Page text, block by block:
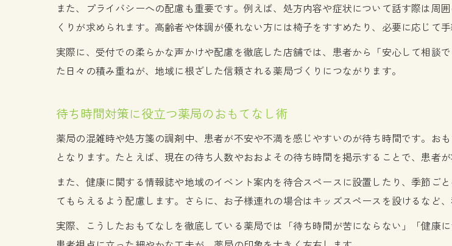
また、プライバシーへの配慮も重要です。例えば、処方内容や症状について話す際は周
くりが求められます。高齢者や体調が優れない方には椅子をすすめたり、必要に応じて
実際に、受付での柔らかな声かけや配慮を徹底した店舗では、患者から「安心して相談
た日々の積み重ねが、地域に根ざした信頼される薬局づくりにつながります。
待ち時間対策に役立つ薬局のおもてなし術
薬局の混雑時や処方箋の調剤中、患者が不安や不満を感じやすいのが待ち時間です。お
となります。たとえば、現在の待ち人数やおおよその待ち時間を掲示することで、患者
また、健康に関する情報誌や地域のイベント案内を待合スペースに設置したり、季節ご
てもらえるよう配慮します。さらに、お子様連れの場合はキッズスペースを設けるなど
実際、こうしたおもてなしを徹底している薬局では「待ち時間が苦にならない」「健康